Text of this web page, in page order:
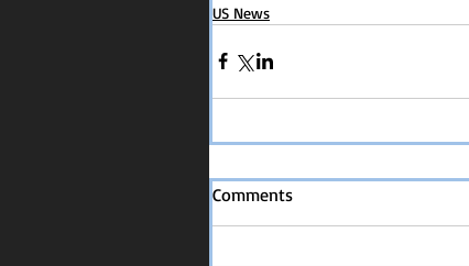
US News
Comments